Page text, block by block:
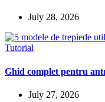
July 28, 2026
Tutorial
Ghid complet pentru
July 27, 2026